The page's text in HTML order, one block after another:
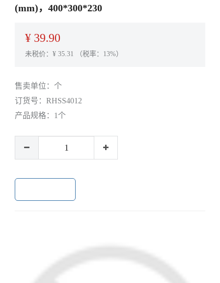
(mm)，400*300*230
¥ 39.90
未税价：¥ 35.31 （税率：13%）
售卖单位： 个
订货号： RHSS4012
产品规格： 1个